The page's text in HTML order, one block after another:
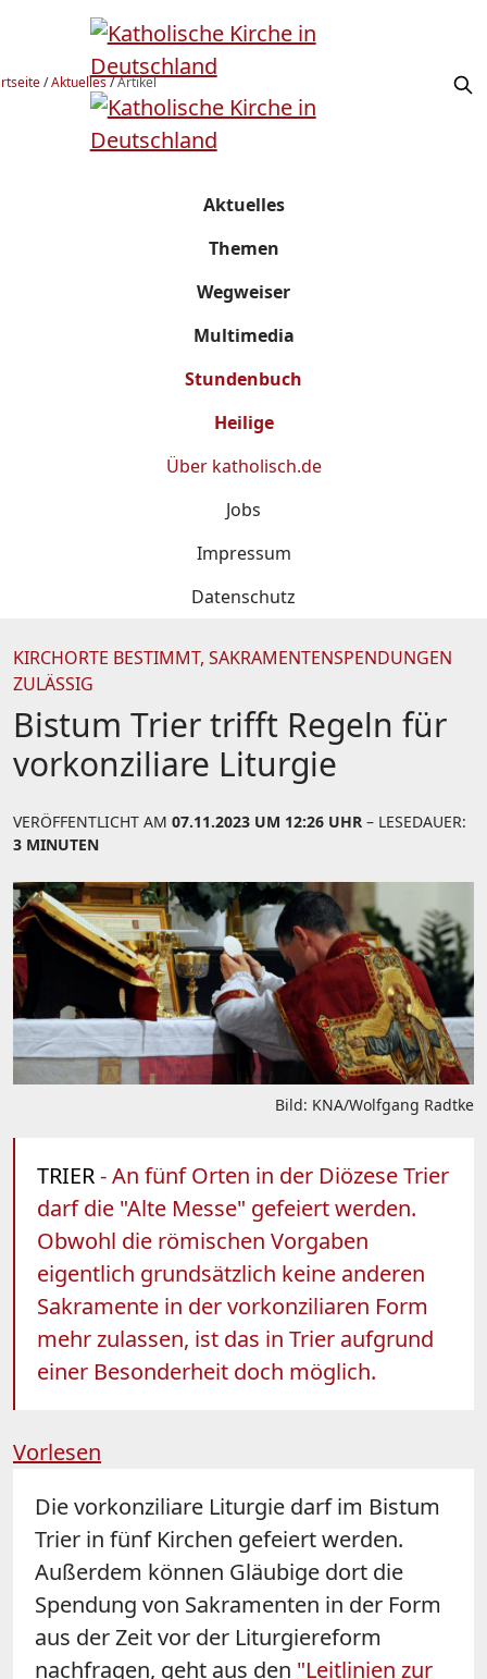
/Aktuelles/Artikel
Aktuelles
Themen
Wegweiser
Multimedia
Stundenbuch
Heilige
Über katholisch.de
Jobs
Impressum
Datenschutz
KIRCHORTE BESTIMMT, SAKRAMENTENSPENDUNGEN
ZULÄSSIG
Bistum Trier trifft Regeln für
vorkonziliare Liturgie
VERÖFFENTLICHT AM 07.11.2023 UM 12:26 UHR – LESEDAUER:
3 MINUTEN
Bild: KNA/Wolfgang Radtke
TRIER- An fünf Orten in der Diözese Trier
darf die "Alte Messe" gefeiert werden.
Obwohl die römischen Vorgaben
eigentlich grundsätzlich keine anderen
Sakramente in der vorkonziliaren Form
mehr zulassen, ist das in Trier aufgrund
einer Besonderheit doch möglich.
Vorlesen
Die vorkonziliare Liturgie darf im Bistum
Trier in fünf Kirchen gefeiert werden.
Außerdem können Gläubige dort die
Spendung von Sakramenten in der Form
aus der Zeit vor der Liturgiereform
nachfragen, geht aus den "Leitlinien zur